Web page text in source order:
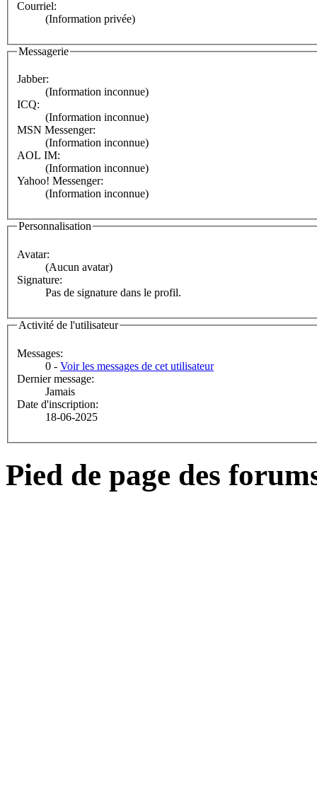
Courriel:
(Information privée)
Messagerie
Jabber:
(Information inconnue)
ICQ:
(Information inconnue)
MSN Messenger:
(Information inconnue)
AOL IM:
(Information inconnue)
Yahoo! Messenger:
(Information inconnue)
Personnalisation
Avatar:
(Aucun avatar)
Signature:
Pas de signature dans le profil.
Activité de l'utilisateur
Messages:
0 - Voir les messages de cet utilisateur
Dernier message:
Jamais
Date d'inscription:
18-06-2025
Pied de page des